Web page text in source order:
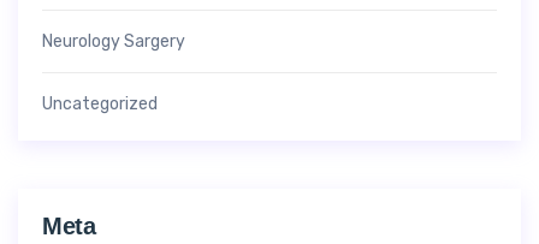
Neurology Sargery
Uncategorized
Meta